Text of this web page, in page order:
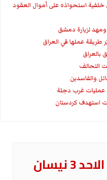
استحواذه على أموال العقود
ومهد لزيارة دمشق
طريقة عملها في العراق
والفاسدين
عمليات غرب دجلة
استهدف كردستان
العدد 70 السنة 87 الاحد 3 نيسان